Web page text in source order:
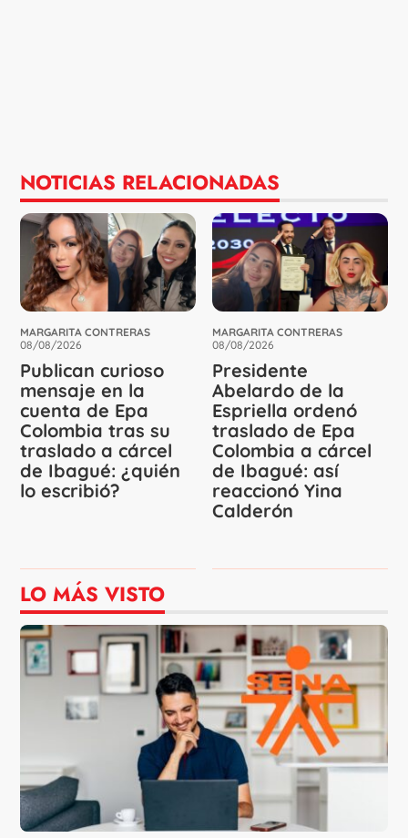
NOTICIAS RELACIONADAS
MARGARITA CONTRERAS
08/08/2026
Publican curioso
mensaje en la
cuenta de Epa
Colombia tras su
traslado a cárcel
de Ibagué: ¿quién
lo escribió?
MARGARITA CONTRERAS
08/08/2026
Presidente
Abelardo de la
Espriella ordenó
traslado de Epa
Colombia a cárcel
de Ibagué: así
reaccionó Yina
Calderón
LO MÁS VISTO